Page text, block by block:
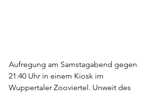
Aufregung am Samstagabend gegen
21:40 Uhr in einem Kiosk im
Wuppertaler Zooviertel. Unweit des